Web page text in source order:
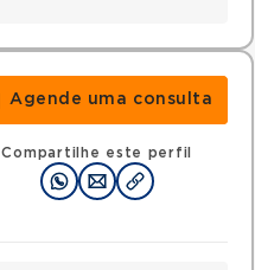
Agende uma consulta
Compartilhe este perfil